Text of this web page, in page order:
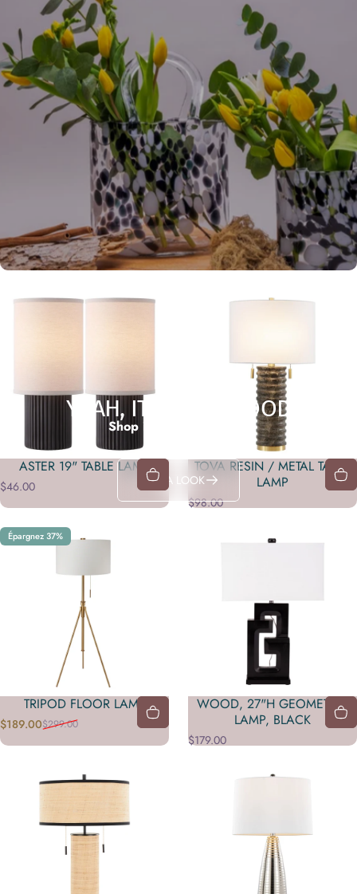
YEAH, IT'S THAT GOOD
Shop in-store exclusives
TAKE A LOOK
ASTER 19" TABLE LAMP
$46.00
TOVA RESIN / METAL TABLE
LAMP
$98.00
Épargnez 37%
TRIPOD FLOOR LAMP
Prix promotionnel
$189.00
Prix habituel
$299.00
WOOD, 27"H GEOMETRIC
LAMP, BLACK
$179.00